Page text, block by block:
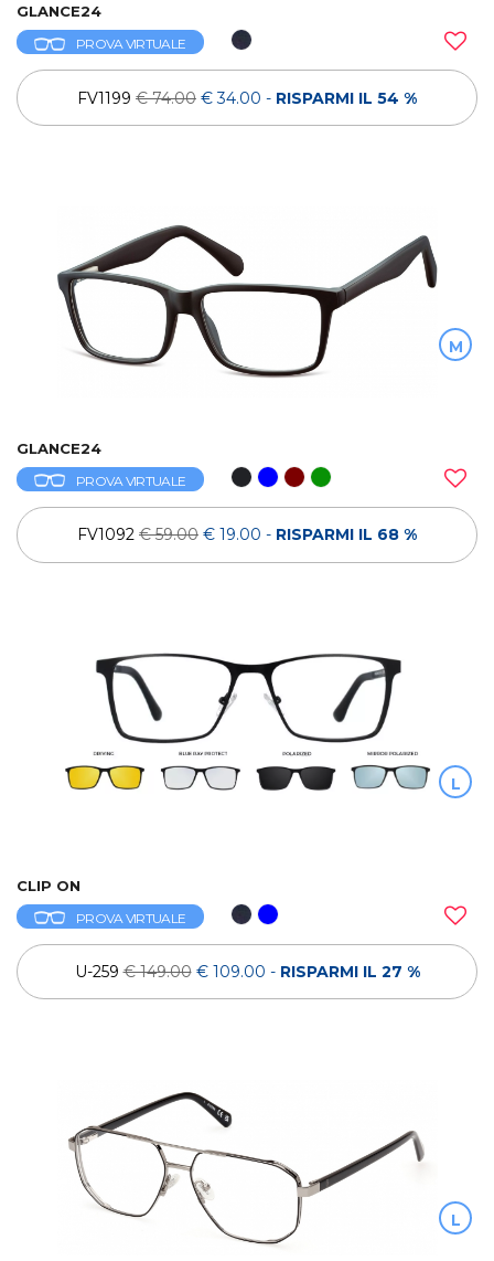
GLANCE24
PROVA VIRTUALE
FV1199 € 74.00 € 34.00 - RISPARMI IL 54 %
M
GLANCE24
PROVA VIRTUALE
FV1092 € 59.00 € 19.00 - RISPARMI IL 68 %
L
CLIP ON
PROVA VIRTUALE
U-259€ 149.00 € 109.00 - RISPARMI IL 27 %
L